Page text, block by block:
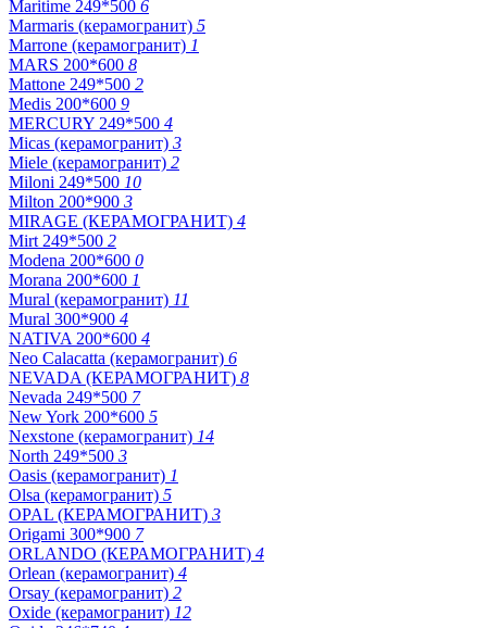
Maritime 249*500 6
Marmaris (керамогранит) 5
Marrone (керамогранит) 1
MARS 200*600 8
Mattone 249*500 2
Medis 200*600 9
MERCURY 249*500 4
Micas (керамогранит) 3
Miele (керамогранит) 2
Miloni 249*500 10
Milton 200*900 3
MIRAGE (КЕРАМОГРАНИТ) 4
Mirt 249*500 2
Modena 200*600 0
Morana 200*600 1
Mural (керамогранит) 11
Mural 300*900 4
NATIVA 200*600 4
Neo Calacatta (керамогранит) 6
NEVADA (КЕРАМОГРАНИТ) 8
Nevada 249*500 7
New York 200*600 5
Nexstone (керамогранит) 14
North 249*500 3
Oasis (керамогранит) 1
Olsa (керамогранит) 5
OPAL (КЕРАМОГРАНИТ) 3
Origami 300*900 7
ORLANDO (КЕРАМОГРАНИТ) 4
Orlean (керамогранит) 4
Orsay (керамогранит) 2
Oxide (керамогранит) 12